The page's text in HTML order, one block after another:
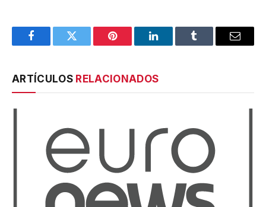
FacebookTwitter Pinterest LinkedInTumblr Email
ARTÍCULOS RELACIONADOS